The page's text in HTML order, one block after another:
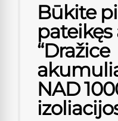
Būkite
“Dražice
NAD